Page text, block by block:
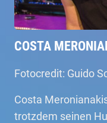
COSTA
Fotocredit: Guido
Costa
trotzdem seinen